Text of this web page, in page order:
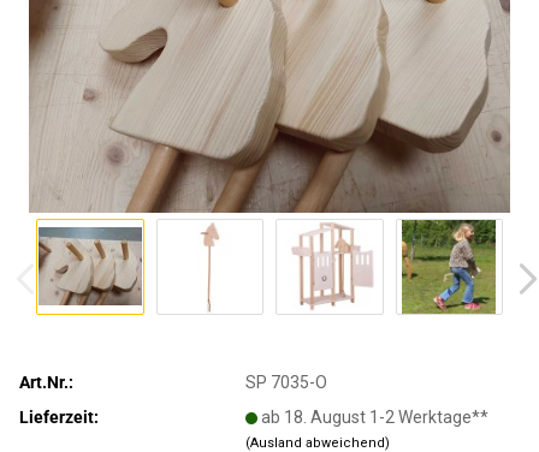
Art.Nr.:
SP 7035-O
Lieferzeit:
ab 18. August 1-2 Werktage**
(Ausland abweichend)